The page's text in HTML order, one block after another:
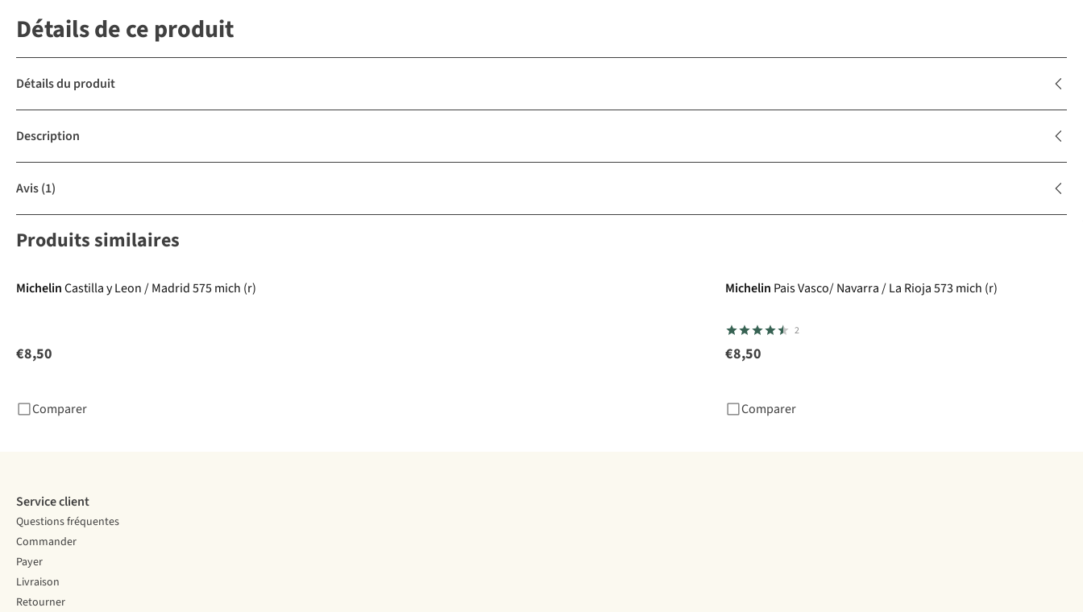
Détails de ce produit
Détails du produit
Description
Avis(1)
Produits similaires
MichelinCastilla y Leon / Madrid 575 mich (r)
€8,50
Comparer
Michelin Pais Vasco/ Navarra / La Rioja 573 mich (r)
2
€8,50
Comparer
Service client
Questions fréquentes
Commander
Payer
Livraison
Retourner